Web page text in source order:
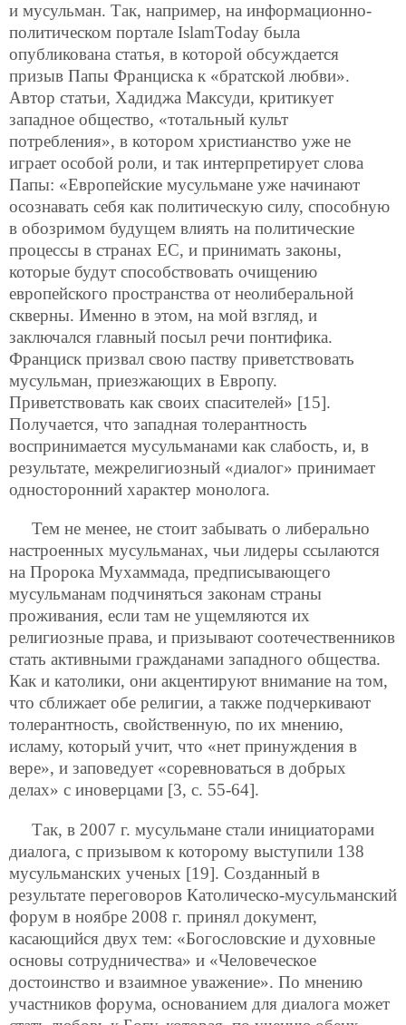
и мусульман. Так, например, на информационно-
политическом портале IslamToday была
опубликована статья, в которой обсуждается
призыв Папы Франциска к «братской любви».
Автор статьи, Хадиджа Максуди, критикует
западное общество, «тотальный культ
потребления», в котором христианство уже не
играет особой роли, и так интерпретирует слова
Папы: «Европейские мусульмане уже начинают
осознавать себя как политическую силу, способную
в обозримом будущем влиять на политические
процессы в странах ЕС, и принимать законы,
которые будут способствовать очищению
европейского пространства от неолиберальной
скверны. Именно в этом, на мой взгляд, и
заключался главный посыл речи понтифика.
Франциск призвал свою паству приветствовать
мусульман, приезжающих в Европу.
Приветствовать как своих спасителей» [15].
Получается, что западная толерантность
воспринимается мусульманами как слабость, и, в
результате, межрелигиозный «диалог» принимает
односторонний характер монолога.
Тем не менее, не стоит забывать о либерально
настроенных мусульманах, чьи лидеры ссылаются
на Пророка Мухаммада, предписывающего
мусульманам подчиняться законам страны
проживания, если там не ущемляются их
религиозные права, и призывают соотечественников
стать активными гражданами западного общества.
Как и католики, они акцентируют внимание на том,
что сближает обе религии, а также подчеркивают
толерантность, свойственную, по их мнению,
исламу, который учит, что «нет принуждения в
вере», и заповедует «соревноваться в добрых
делах» с иноверцами [3, с. 55-64].
Так, в 2007 г. мусульмане стали инициаторами
диалога, с призывом к которому выступили 138
мусульманских ученых [19]. Созданный в
результате переговоров Католическо-мусульманский
форум в ноябре 2008 г. принял документ,
касающийся двух тем: «Богословские и духовные
основы сотрудничества» и «Человеческое
достоинство и взаимное уважение». По мнению
участников форума, основанием для диалога может